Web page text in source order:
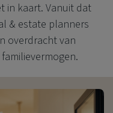
in kaart. Vanuit dat
& estate planners
overdracht van